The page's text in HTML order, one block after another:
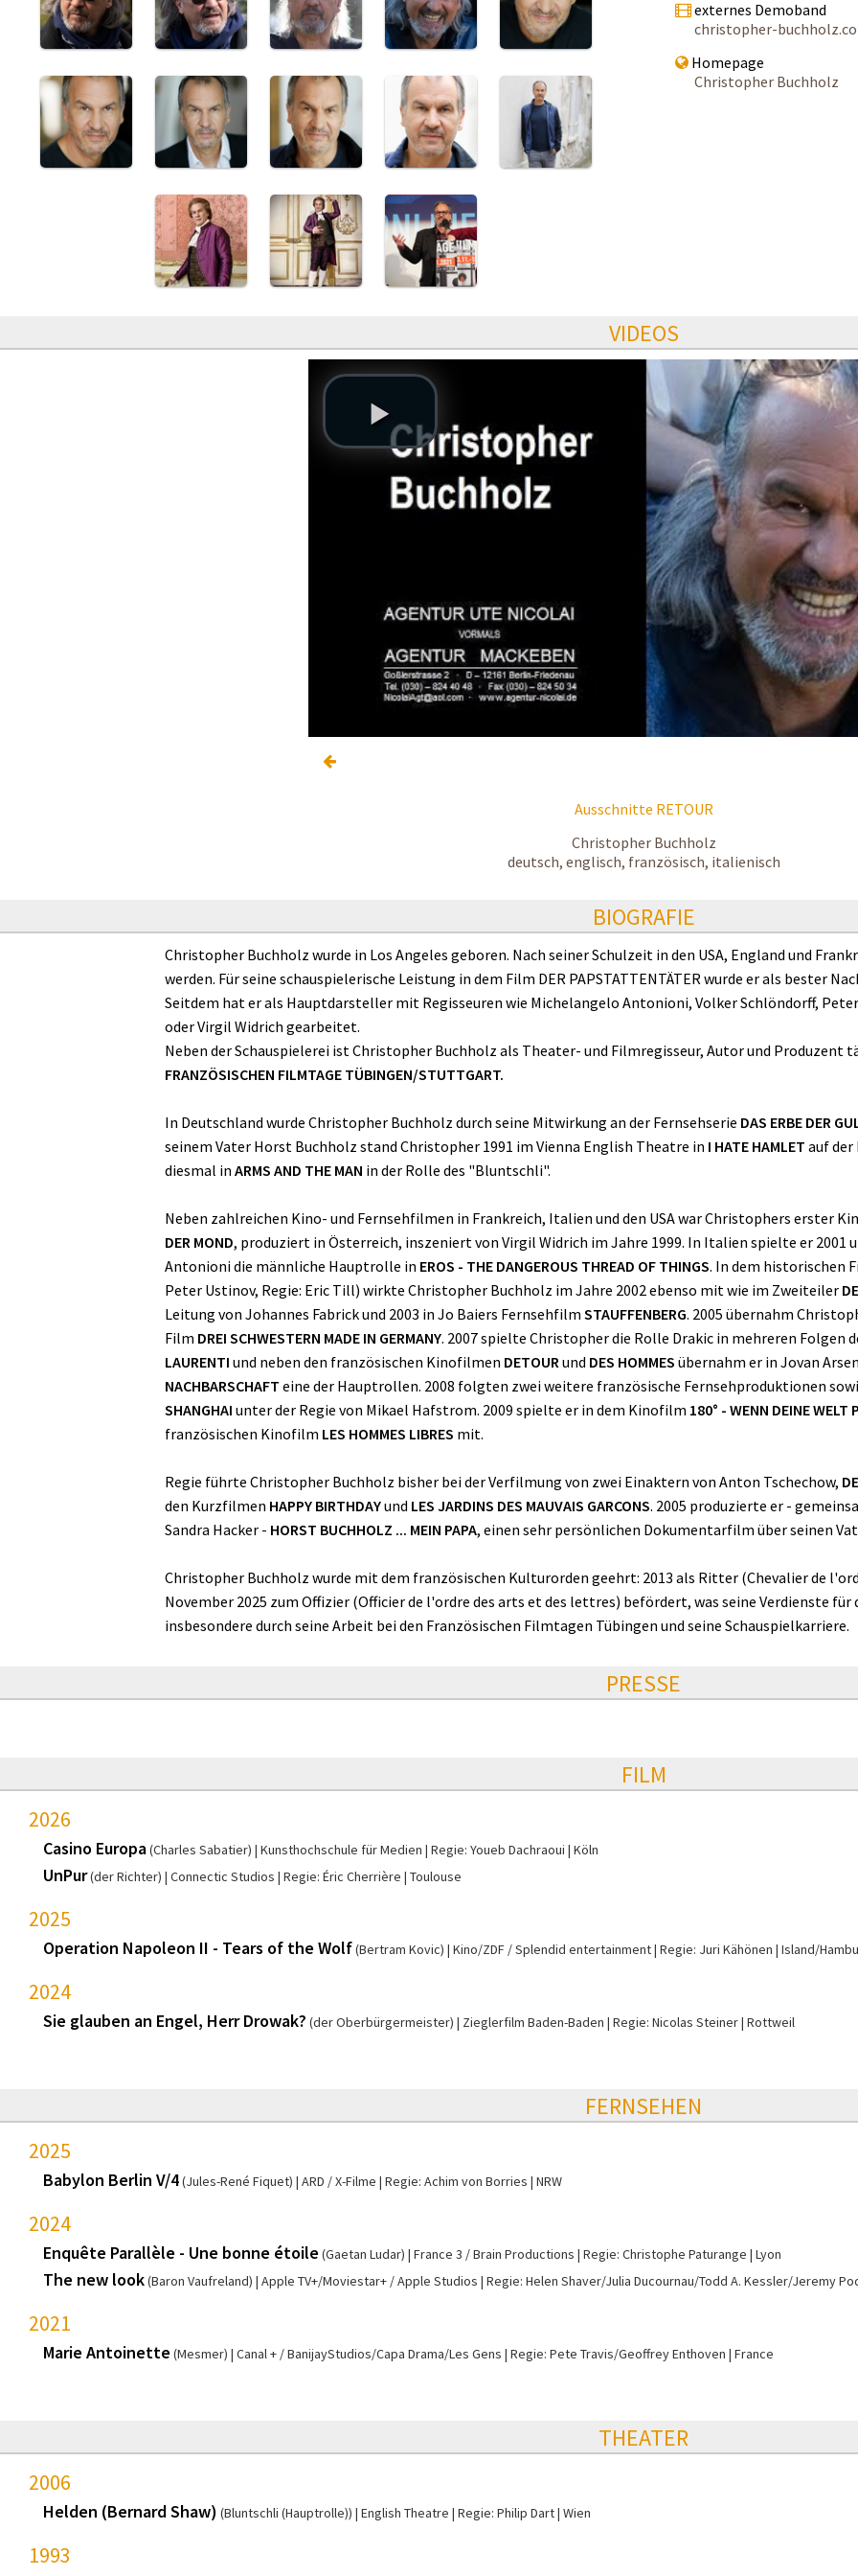
externes Demoband
christopher-
Homepage
Christopher Buchholz
VIDEOS
Ausschnitte RETOUR
Christopher Buchholz
deutsch, englisch, französisch, italienisch
BIOGRAFIE
Christopher Buchholz wurde in Los Angeles geboren. Nach seiner Schulzeit in den USA, England und
werden. Für seine schauspielerische Leistung in dem Film DER PAPSTATTENTÄTER wurde er als bester
Seitdem hat er als Hauptdarsteller mit Regisseuren wie Michelangelo Antonioni, Volker Schlöndorff,
oder Virgil Widrich gearbeitet.
Neben der Schauspielerei ist Christopher Buchholz als Theater- und Filmregisseur, Autor und Produzent
FRANZÖSISCHEN FILMTAGE TÜBINGEN/STUTTGART.
In Deutschland wurde Christopher Buchholz durch seine Mitwirkung an der Fernsehserie DAS ERBE DER
seinem Vater Horst Buchholz stand Christopher 1991 im Vienna English Theatre in I HATE HAMLET auf der
diesmal in ARMS AND THE MAN in der Rolle des "Bluntschli".
Neben zahlreichen Kino- und Fernsehfilmen in Frankreich, Italien und den USA war Christophers erster
DER MOND, produziert in Österreich, inszeniert von Virgil Widrich im Jahre 1999. In Italien spielte er 2001
Antonioni die männliche Hauptrolle in EROS - THE DANGEROUS THREAD OF THINGS. In dem historischen
Peter Ustinov, Regie: Eric Till) wirkte Christopher Buchholz im Jahre 2002 ebenso mit wie im Zweiteiler
Leitung von Johannes Fabrick und 2003 in Jo Baiers Fernsehfilm STAUFFENBERG. 2005 übernahm
Film DREI SCHWESTERN MADE IN GERMANY. 2007 spielte Christopher die Rolle Drakic in mehreren Folgen
LAURENTI und neben den französischen Kinofilmen DETOUR und DES HOMMES übernahm er in Jovan
NACHBARSCHAFT eine der Hauptrollen. 2008 folgten zwei weitere französische Fernsehproduktionen
SHANGHAI unter der Regie von Mikael Hafstrom. 2009 spielte er in dem Kinofilm 180° - WENN DEINE
französischen Kinofilm LES HOMMES LIBRES mit.
Regie führte Christopher Buchholz bisher bei der Verfilmung von zwei Einaktern von Anton Tschechow,
den Kurzfilmen HAPPY BIRTHDAYund LES JARDINS DES MAUVAIS GARCONS. 2005 produzierte er -
Sandra Hacker - HORST BUCHHOLZ ... MEIN PAPA, einen sehr persönlichen Dokumentarfilm über seinen
Christopher Buchholz wurde mit dem französischen Kulturorden geehrt: 2013 als Ritter (Chevalier de
November 2025 zum Offizier (Officier de l'ordre des arts et des lettres) befördert, was seine Verdienste
insbesondere durch seine Arbeit bei den Französischen Filmtagen Tübingen und seine Schauspielkarriere.
PRESSE
FILM
2026
Casino Europa(Charles Sabatier) Kunsthochschule für Medien Regie: Youeb Dachraoui Köln
UnPur(der Richter) Connectic Studios Regie: Éric Cherrière Toulouse
2025
Operation Napoleon II - Tears of the Wolf(Bertram Kovic) Kino/ZDF / Splendid entertainment Regie: Juri Kähönen Island/
2024
Sie glauben an Engel, Herr Drowak? (der Oberbürgermeister) Zieglerfilm Baden-Baden Regie: Nicolas Steiner Rottweil
FERNSEHEN
2025
Babylon Berlin V/4(Jules-René Fiquet) ARD / X-Filme Regie: Achim von Borries NRW
2024
Enquête Parallèle - Une bonne étoile (Gaetan Ludar) France 3 / Brain Productions Regie: Christophe Paturange Lyon
The new look(Baron Vaufreland) Apple TV+/Moviestar+ / Apple Studios Regie: Helen Shaver/Julia Ducournau/Todd A. Kessler/Jeremy
2021
Marie Antoinette (Mesmer) Canal + / BanijayStudios/Capa Drama/Les Gens Regie: Pete Travis/Geoffrey Enthoven France
THEATER
2006
Helden (Bernard Shaw) (Bluntschli (Hauptrolle)) English Theatre Regie: Philip Dart Wien
1993